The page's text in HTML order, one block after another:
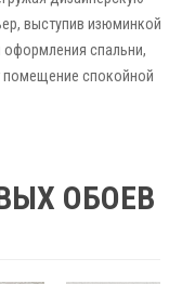
выступив изюминкой
спальни,
помещение спокойной
ОБОЕВ